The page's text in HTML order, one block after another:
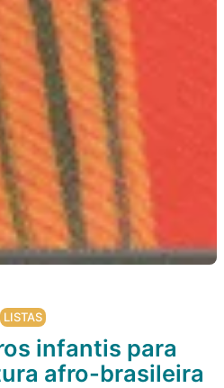
LISTAS
infantis para
afro-brasileira